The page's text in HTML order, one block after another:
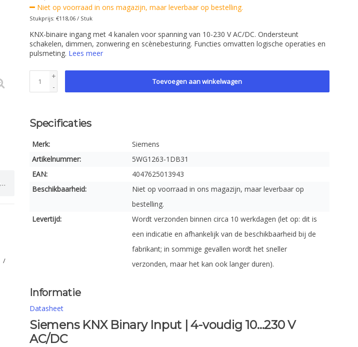
/
Niet op voorraad in ons magazijn, maar leverbaar op bestelling.
Stukprijs: €118,06 / Stuk
KNX-binaire ingang met 4 kanalen voor spanning van 10-230 V AC/DC. Ondersteunt
schakelen, dimmen, zonwering en scènebesturing. Functies omvatten logische operaties en
pulsmeting. Lees meer
+
-
Toevoegen aan winkelwagen
Specificaties
Merk:
Siemens
Artikelnummer:
5WG1263-1DB31
EAN:
4047625013943
Beschikbaarheid:
Niet op voorraad in ons magazijn, maar leverbaar op
bestelling.
Levertijd:
Wordt verzonden binnen circa 10 werkdagen (let op: dit is
een indicatie en afhankelijk van de beschikbaarheid bij de
fabrikant; in sommige gevallen wordt het sneller
verzonden, maar het kan ook langer duren).
Informatie
Datasheet
Siemens KNX Binary Input | 4-voudig 10…230 V
AC/DC